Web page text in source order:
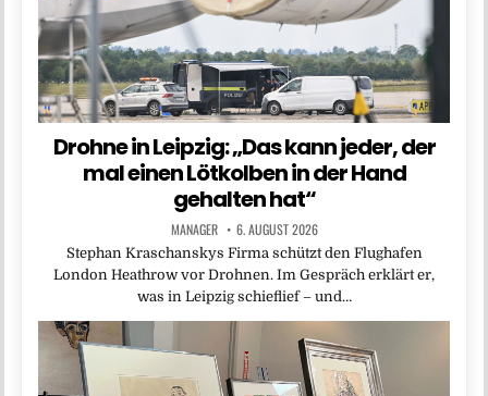
Drohne in Leipzig: „Das kann jeder, der
mal einen Lötkolben in der Hand
gehalten hat“
MANAGER 6. AUGUST 2026
Stephan Kraschanskys Firma schützt den Flughafen
London Heathrow vor Drohnen. Im Gespräch erklärt er,
was in Leipzig schieflief – und…